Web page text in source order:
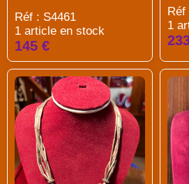
Réf : S4461
1 article en stock
145 €
1